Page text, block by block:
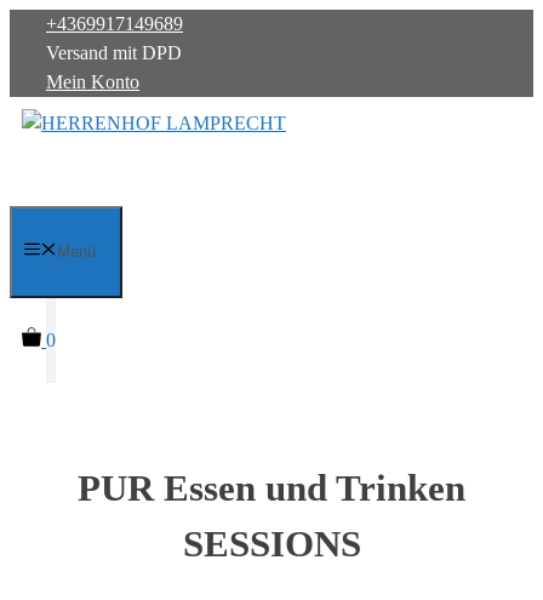
Inhalt
springen
+4369917149689
Versand mit DPD
Mein Konto
Menü
0
PUR Essen und Trinken
SESSIONS